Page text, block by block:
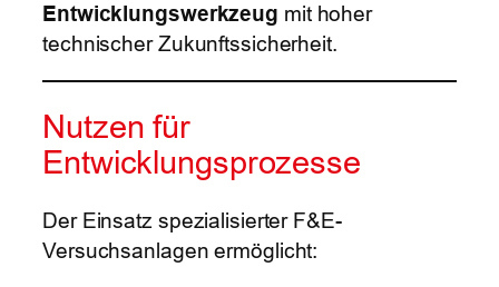
Entwicklungswerkzeug mit hoher
technischer Zukunftssicherheit.
Nutzen für
Entwicklungsprozesse
Der Einsatz spezialisierter F&E-
Versuchsanlagen ermöglicht: